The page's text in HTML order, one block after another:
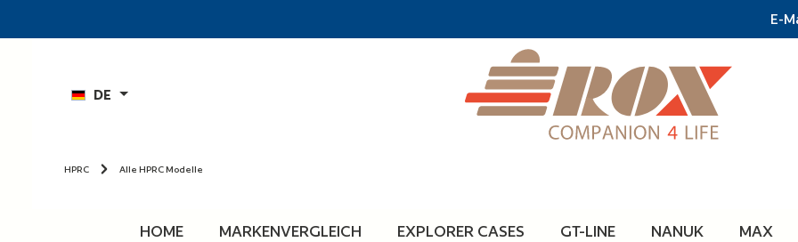
E-
DE
HPRC Alle HPRC Modelle
HOME MARKENVERGLEICH EXPLORER CASES GT-LINE NANUK MAX